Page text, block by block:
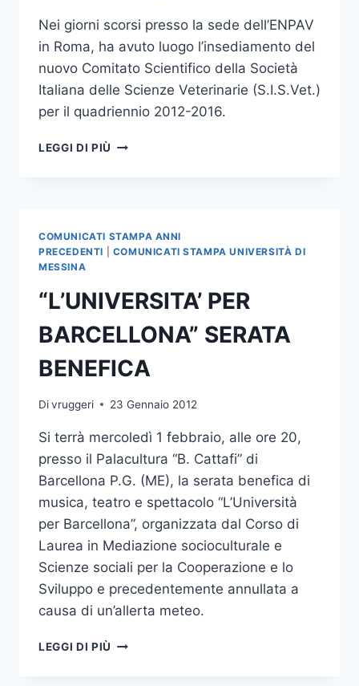
Nei giorni scorsi presso la sede dell’ENPAV
in Roma, ha avuto luogo l’insediamento del
nuovo Comitato Scientifico della Società
Italiana delle Scienze Veterinarie (S.I.S.Vet.)
per il quadriennio 2012-2016.
LEGGI DI PIÙ LA
SCIENTIFICO
ITALIANA
DELLE
SCIENZE
VETERINARIE
COMUNICATI STAMPA ANNI
PRECEDENTI
COMUNICATI STAMPA UNIVERSITÀ DI
MESSINA
“L’UNIVERSITA’ PER
BARCELLONA” SERATA
BENEFICA
Divruggeri 23 Gennaio 2012
Si terrà mercoledì 1 febbraio, alle ore 20,
presso il Palacultura “B. Cattafi” di
Barcellona P.G. (ME), la serata benefica di
musica, teatro e spettacolo “L’Università
per Barcellona”, organizzata dal Corso di
Laurea in Mediazione socioculturale e
Scienze sociali per la Cooperazione e lo
Sviluppo e precedentemente annullata a
causa di un’allerta meteo.
LEGGI DI PIÙ “L’UNIVERSITA’